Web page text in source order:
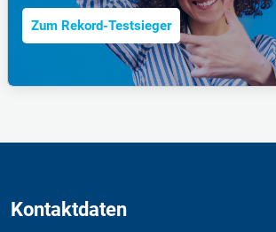
Zum Rekord-Testsieger
Kontaktdaten